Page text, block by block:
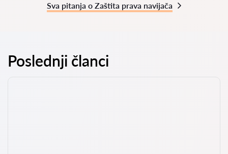
Sva pitanja o Zaštita prava navijača
Poslednji članci